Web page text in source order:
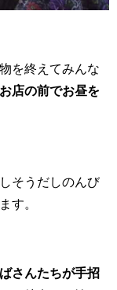
を終えてみんな
店の前でお昼を
そうだしのんび
す。
さんたちが手招